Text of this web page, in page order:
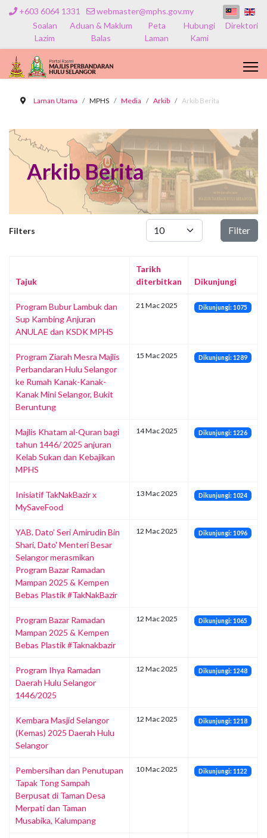
+603 6064 1331
webmaster@mphs.gov.my
Soalan
Lazim
Aduan & Maklum
Balas
Peta
Laman
Hubungi
Kami
Direktori
Laman Utama MPHS Media Arkib Arkib Berita
Arkib Berita
Filters
Papar # Filter
Tajuk
Tarikh
diterbitkan
Dikunjungi
Program Bubur Lambuk dan
Sup Kambing Anjuran
ANULAE dan KSDK MPHS
21 Mac 2025 Dikunjungi: 1075
Program Ziarah Mesra Majlis
Perbandaran Hulu Selangor
ke Rumah Kanak-Kanak-
Kanak Mini Selangor, Bukit
Beruntung
15 Mac 2025 Dikunjungi: 1289
Majlis Khatam al-Quran bagi
tahun 1446/ 2025 anjuran
Kelab Sukan dan Kebajikan
MPHS
14 Mac 2025 Dikunjungi: 1226
Inisiatif TakNakBazir x
MySaveFood
13 Mac 2025 Dikunjungi: 1024
YAB. Dato’ Seri Amirudin Bin
Shari, Dato' Menteri Besar
Selangor merasmikan
Program Bazar Ramadan
Mampan 2025 & Kempen
Bebas Plastik #TakNakBazir
12 Mac 2025 Dikunjungi: 1096
Program Bazar Ramadan
Mampan 2025 & Kempen
Bebas Plastik #Taknakbazir
12 Mac 2025 Dikunjungi: 1065
Program Ihya Ramadan
Daerah Hulu Selangor
1446/2025
12 Mac 2025 Dikunjungi: 1248
Kembara Masjid Selangor
(Kemas) 2025 Daerah Hulu
Selangor
12 Mac 2025 Dikunjungi: 1218
Pembersihan dan Penutupan
Tapak Tong Sampah
Berpusat di Taman Desa
Merpati dan Taman
Musabika, Kalumpang
10 Mac 2025 Dikunjungi: 1122